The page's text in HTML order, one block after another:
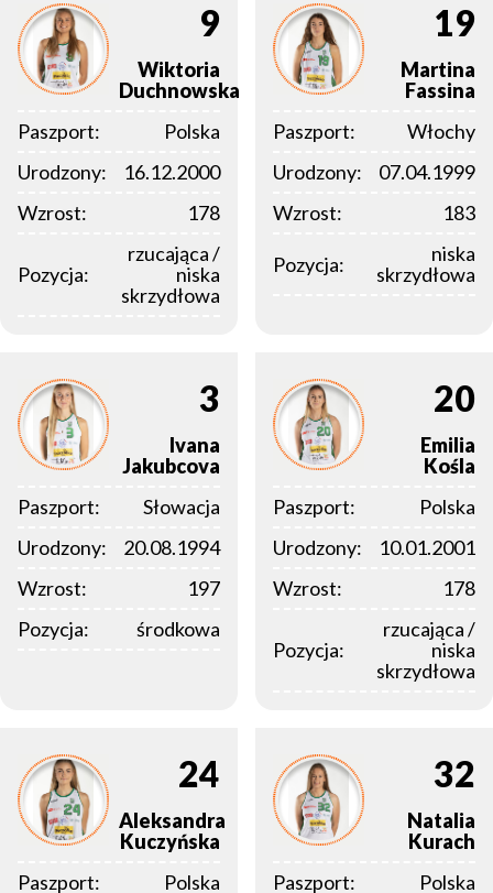
9
Wiktoria
Duchnowska
Paszport:
Polska
Urodzony:
16.12.2000
Wzrost:
178
Pozycja:
rzucająca /
niska
skrzydłowa
19
Martina
Fassina
Paszport:
Włochy
Urodzony:
07.04.1999
Wzrost:
183
Pozycja:
niska
skrzydłowa
3
Ivana
Jakubcova
Paszport:
Słowacja
Urodzony:
20.08.1994
Wzrost:
197
Pozycja:
środkowa
20
Emilia
Kośla
Paszport:
Polska
Urodzony:
10.01.2001
Wzrost:
178
Pozycja:
rzucająca /
niska
skrzydłowa
24
Aleksandra
Kuczyńska
Paszport:
Polska
32
Natalia
Kurach
Paszport:
Polska